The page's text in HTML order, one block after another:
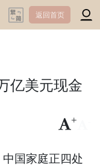
返回首页
亿美元现金
+
国家庭正四处